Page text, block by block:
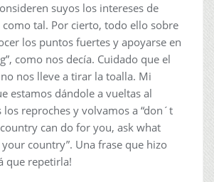
suyos los intereses de
tal. Por cierto, todo ello sobre
los puntos fuertes y apoyarse en
como nos decía. Cuidado que el
nos lleve a tirar la toalla. Mi
estamos dándole a vueltas al
los reproches y volvamos a “don´t
can do for you, ask what
country”. Una frase que hizo
que repetirla!